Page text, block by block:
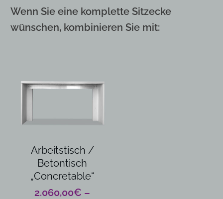
Wenn Sie eine komplette Sitzecke
wünschen, kombinieren Sie mit:
Arbeitstisch /
Betontisch
„Concretable“
2.060,00€ –
mehrere
Varianten
auf
der
Produktseite
gewählt
werden